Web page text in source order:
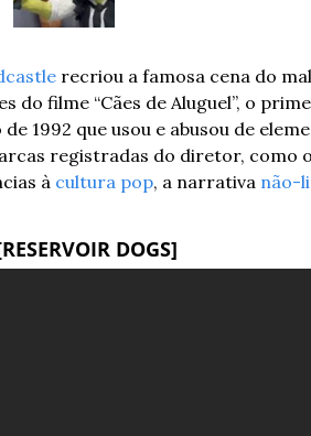
recriou a famosa cena do mal
do filme “Cães de Aluguel”, o
1992 que usou e abusou de
registradas do diretor, como
à cultura pop, a narrativa não-
DOGS]